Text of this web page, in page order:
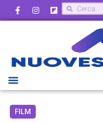
FILM